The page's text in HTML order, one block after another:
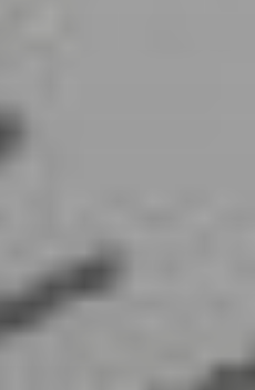
Newsletter
offers every week!